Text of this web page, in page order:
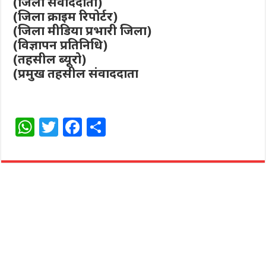
(जिला क्राइम रिपोर्टर)
(जिला मीडिया प्रभारी जिला)
(विज्ञापन प्रतिनिधि)
(तहसील ब्यूरो)
(प्रमुख तहसील संवाददाता
W
at
T
itt
F
c ar